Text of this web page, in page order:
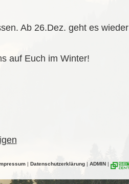
Ab 26.Dez. geht es wieder
auf Euch im Winter!
| Datenschutzerklärung | ADMIN |